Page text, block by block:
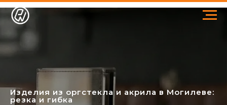
Изделия из оргстекла и акрила в Могилеве:
резка и гибка